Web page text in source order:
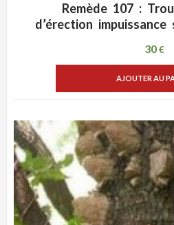
ADD WISHLIST
Remède 107 :
d’érection impuissance
30€
AJOUTER AU